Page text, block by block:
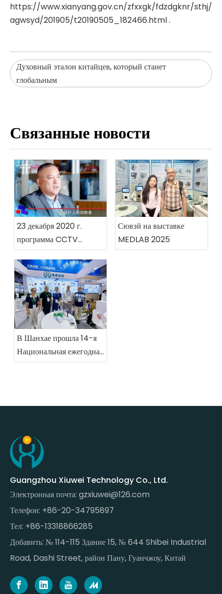
https://www.xianyang.gov.cn/zfxxgk/fdzdgknr/sthj/
agwsyd/201905/t20190505_182466.html .
Духовный эталон китайцев, который станет
глобальным
Связанные новости
23 декабря 2020 г.
программа CCTV
«Происхождение бренда»
провела значимую
церемонию подписания
контракта с Guangzhou
Xiuwei Technology
Co., Ltd.
Сювэй на выставке
MEDLAB 2025
В Шанхае прошла 14-я
Национальная ежегодная
конференция по
Guangzhou Xiuwei Technology Co., Ltd.
Электронная почта: gzxiuwei@126.com
Телефон: +86-20-34795897
Тел: +86-13318866285
Добавить: № 114-115 Здание 15, № 644 Shibei Industrial
Road, Dashi Street, район Пану, Гуанчжоу, Китай